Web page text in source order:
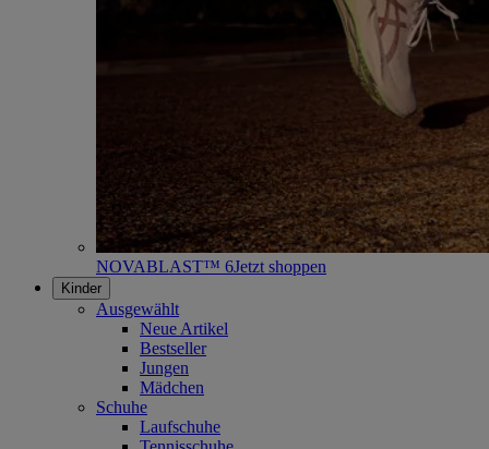
NOVABLAST™ 6Jetzt shoppen
Kinder
Ausgewählt
Neue Artikel
Bestseller
Jungen
Mädchen
Schuhe
Laufschuhe